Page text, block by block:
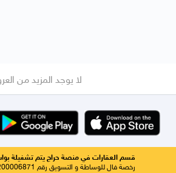
لا يوجد المزيد من
قسم العقارات في منصة حراج يتم تشغيلة
رخصة فال للوساطة و التسويق رقم 1200006871